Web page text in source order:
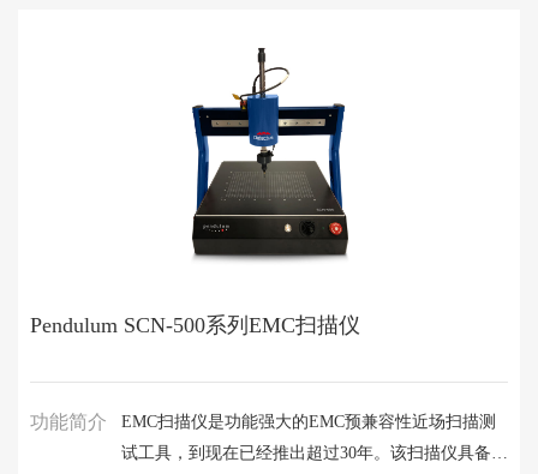
Pendulum SCN-500系列EMC扫描仪
功能简介
EMC扫描仪是功能强大的EMC预兼容性近场扫描测
试工具，到现在已经推出超过30年。该扫描仪具备高